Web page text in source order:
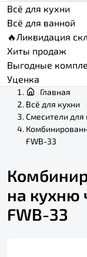
Всё для кухни
Всё для ванной
🔥Ликвидация
Хиты продаж
Выгодные
Уценка
Главная
Всё для кухни
Смесители для
FWB-33
на кухню
FWB-33